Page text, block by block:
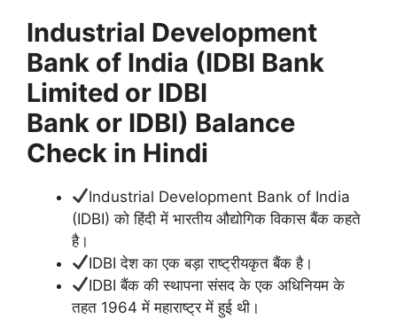
Industrial Development
Bank of India (IDBI Bank
Limited or IDBI
Bank or IDBI) Balance
Check in Hindi
Industrial Development Bank of India
(IDBI) को हिंदी में भारतीय औद्योगिक विकास बैंक कहते
है।
IDBI देश का एक बड़ा राष्ट्रीयकृत बैंक है।
IDBI बैंक की स्थापना संसद के एक अधिनियम के
तहत 1964 में महाराष्ट्र में हुई थी।